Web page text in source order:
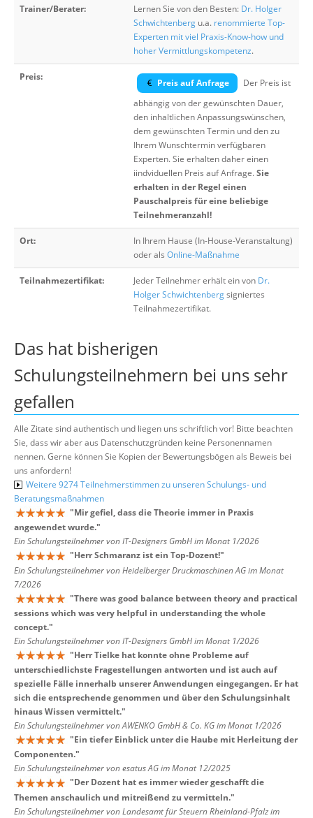
Trainer/Berater: Lernen Sie von den Besten: Dr. Holger
Schwichtenberg u.a. renommierte Top-
Experten mit viel Praxis-Know-how und
hoher Vermittlungskompetenz.
Preis:
Preis auf Anfrage
Der Preis ist
abhängig von der gewünschten Dauer,
den inhaltlichen Anpassungswünschen,
dem gewünschten Termin und den zu
Ihrem Wunschtermin verfügbaren
Experten. Sie erhalten daher einen
iindviduellen Preis auf Anfrage.Sie
erhalten in der Regel einen
Pauschalpreis für eine beliebige
Teilnehmeranzahl!
Ort:
In Ihrem Hause (In-House-Veranstaltung)
oder als Online-Maßnahme
Teilnahmezertifikat: Jeder Teilnehmer erhält ein von Dr.
Holger Schwichtenbergsigniertes
Teilnahmezertifikat.
Das hat bisherigen
Schulungsteilnehmern bei uns sehr
gefallen
Alle Zitate sind authentisch und liegen uns schriftlich vor! Bitte beachten
Sie, dass wir aber aus Datenschutzgründen keine Personennamen
nennen. Gerne können Sie Kopien der Bewertungsbögen als Beweis bei
uns anfordern!
Weitere 9274 Teilnehmerstimmen zu unseren Schulungs- und
Beratungsmaßnahmen
"Mir gefiel, dass die Theorie immer in Praxis
angewendet wurde."
Ein Schulungsteilnehmer von IT-Designers GmbH im Monat 1/2026
"Herr Schmaranz ist ein Top-Dozent!"
Ein Schulungsteilnehmer von Heidelberger Druckmaschinen AG im Monat
7/2026
"There was good balance between theory and practical
sessions which was very helpful in understanding the whole
concept."
Ein Schulungsteilnehmer von IT-Designers GmbH im Monat 1/2026
"Herr Tielke hat konnte ohne Probleme auf
unterschiedlichste Fragestellungen antworten und ist auch auf
spezielle Fälle innerhalb unserer Anwendungen eingegangen. Er hat
sich die entsprechende genommen und über den Schulungsinhalt
hinaus Wissen vermittelt."
Ein Schulungsteilnehmer von AWENKO GmbH & Co. KG im Monat 1/2026
"Ein tiefer Einblick unter die Haube mit Herleitung der
Componenten."
Ein Schulungsteilnehmer von esatus AG im Monat 12/2025
"Der Dozent hat es immer wieder geschafft die
Themen anschaulich und mitreißend zu vermitteln."
Ein Schulungsteilnehmer von Landesamt für Steuern Rheinland-Pfalz im